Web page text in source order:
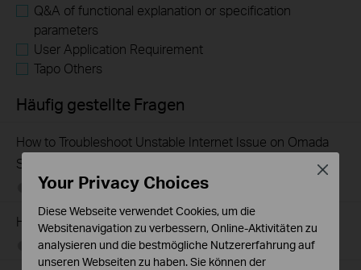
Q&A of functional explanation or specification
parameters
User Application Requirement
Tapo Others
Häufig gestellte Fragen
How to Troubleshoot Unstable Internet Issue on Omada
Switch
06-24-2026 129875views
How to Troubleshoot No Internet Issue on Omada Switch
06-24-2026 184176views
Your Privacy Choices
Diese Webseite verwendet Cookies, um die
Websitenavigation zu verbessern, Online-Aktivitäten zu
analysieren und die bestmögliche Nutzererfahrung auf
unseren Webseiten zu haben. Sie können der
Close